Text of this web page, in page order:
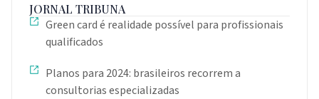
JORNAL TRIBUNA
Green card é realidade possível para profissionais
qualificados
Planos para 2024: brasileiros recorrem a
consultorias especializadas